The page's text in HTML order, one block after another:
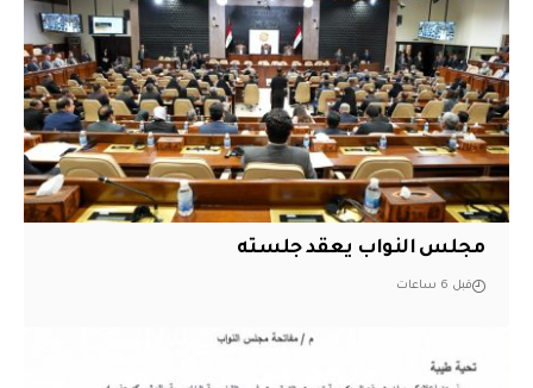
مجلس النواب يعقد جلسته
قبل 6 ساعات